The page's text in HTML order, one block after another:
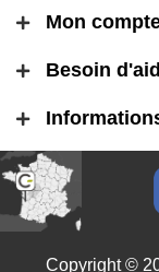
Mon
Besoin
Copyright ©